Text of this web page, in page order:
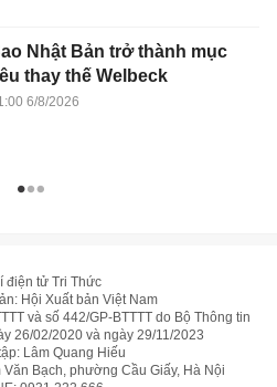
Nhật Bản trở thành mục
thay thế Welbeck
6/8/2026
điện tử Tri Thức
Hội Xuất bản Việt Nam
và số 442/GP-BTTTT do Bộ Thông tin
26/02/2020 và ngày 29/11/2023
Lâm Quang Hiếu
Bạch, phường Cầu Giấy, Hà Nội